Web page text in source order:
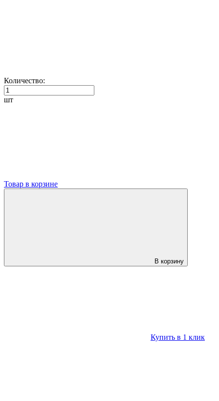
Количество:
шт
Товар в корзине
В корзину
Купить в 1 клик